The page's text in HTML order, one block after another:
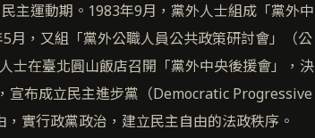
主運動期。1983年9月，黨外人士組成「黨外中
月，又組「黨外公職人員公共政策研討會」（公
士在臺北圓山飯店召開「黨外中央後援會」，決
宣布成立民主進步黨（Democratic Progressive
實行政黨政治，建立民主自由的法政秩序。